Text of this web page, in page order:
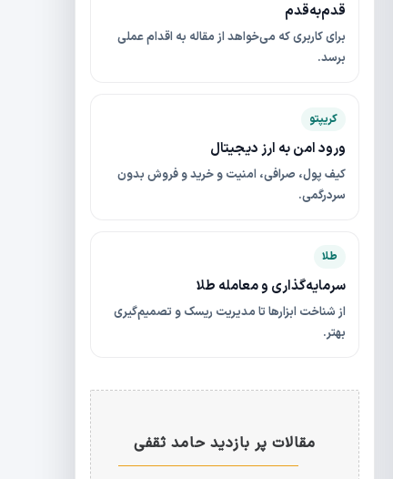
قدم‌به‌قدم
برای کاربری که می‌خواهد از مقاله به اقدام عملی
برسد.
کریپتو
ورود امن به ارز دیجیتال
کیف پول، صرافی، امنیت و خرید و فروش بدون
سردرگمی.
طلا
سرمایه‌گذاری و معامله طلا
از شناخت ابزارها تا مدیریت ریسک و تصمیم‌گیری
بهتر.
مقالات پر بازدید حامد ثقفی